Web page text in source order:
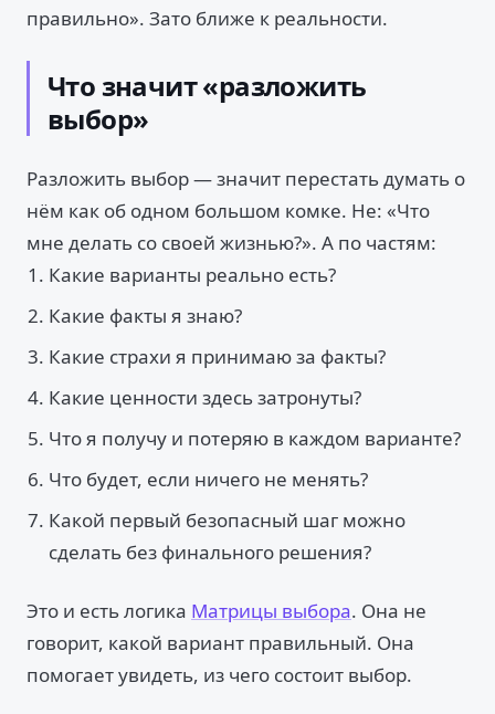
правильно». Зато ближе к реальности.
Что значит «разложить
выбор»
Разложить выбор — значит перестать думать о
нём как об одном большом комке. Не: «Что
мне делать со своей жизнью?». А по частям:
Какие варианты реально есть?
Какие факты я знаю?
Какие страхи я принимаю за факты?
Какие ценности здесь затронуты?
Что я получу и потеряю в каждом варианте?
Что будет, если ничего не менять?
Какой первый безопасный шаг можно
сделать без финального решения?
Это и есть логика Матрицы выбора. Она не
говорит, какой вариант правильный. Она
помогает увидеть, из чего состоит выбор.